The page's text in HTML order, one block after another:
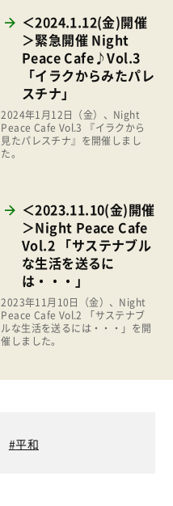
＜2024.1.12(金)開催
＞緊急開催 Night
Peace Cafe♪Vol.3
「イラクからみたパレ
スチナ」
2024年1月12日（金）、Night
Peace Cafe Vol.3 『イラクから
見たパレスチナ』を開催しまし
た。
＜2023.11.10(金)開催
＞Night Peace Cafe
Vol.2 「サステナブル
な生活を送るに
は・・・」
2023年11月10日（金）、Night
Peace Cafe Vol.2 「サステナブ
ルな生活を送るには・・・」を開
催しました。
平和